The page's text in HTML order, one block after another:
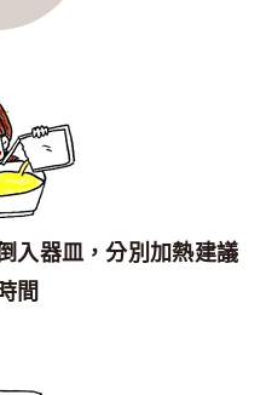
入器皿，分別加熱建議
間